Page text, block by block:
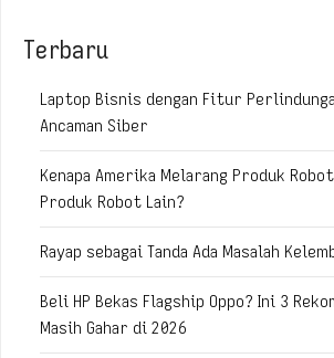
Terbaru
Laptop Bisnis dengan Fitur
Ancaman Siber
Kenapa Amerika Melarang Produk
Produk Robot Lain?
Rayap sebagai Tanda Ada Masalah
Beli HP Bekas Flagship Oppo? Ini 3
Masih Gahar di 2026